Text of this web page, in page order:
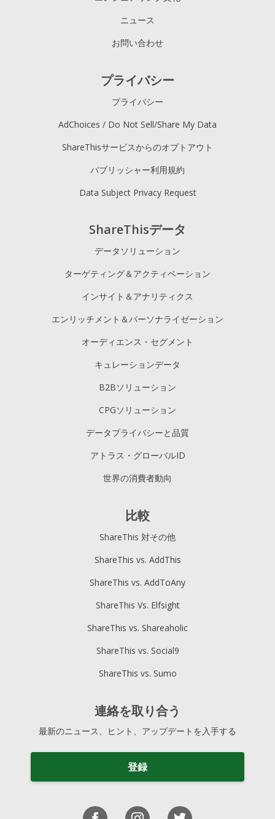
ShareThisデータ
データソリューション
ターゲティング＆アクティベーション
インサイト＆アナリティクス
エンリッチメント＆パーソナライゼーション
オーディエンス・セグメント
キュレーションデータ
B2Bソリューション
CPGソリューション
データプライバシーと品質
アトラス・グローバルID
世界の消費者動向
ニュース
お問い合わせ
プライバシー
プライバシー
AdChoices / Do Not Sell/Share My Data
ShareThisサービスからのオプトアウト
パブリッシャー利用規約
Data Subject Privacy Request
比較
ShareThis 対その他
ShareThis vs. AddThis
ShareThis vs. AddToAny
ShareThis Vs. Elfsight
ShareThis vs. Shareaholic
ShareThis vs. Social9
ShareThis vs. Sumo
連絡を取り合う
最新のニュース、ヒント、アップデートを入手する
登録